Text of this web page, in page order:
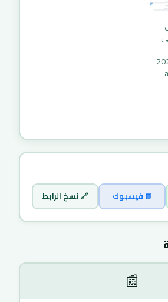
إلى
2024
📘 فيسبوك 🔗 نسخ الرابط
📰